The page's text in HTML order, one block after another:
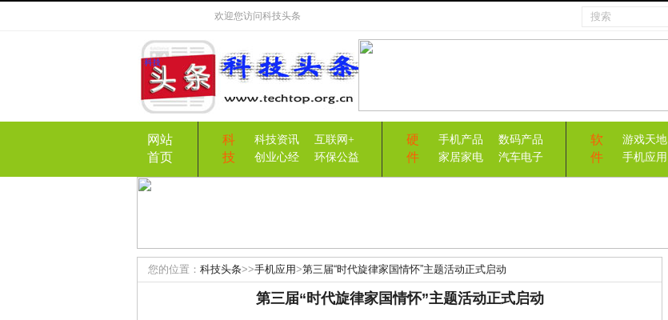
欢迎您访问科技头条
网站
首页
科
技
科技资讯
互联网+
创业心经
环保公益
硬
件
手机产品
数码产品
家居家电
汽车电子
软
件
游戏天地
手机应用
您的位置： 科技头条>>手机应用>第三届“时代旋律家国情怀”主题活动正式启动
第三届“时代旋律家国情怀”主题活动正式启动